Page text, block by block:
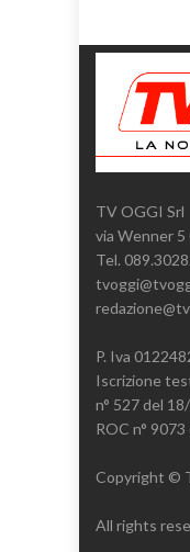
TV OGGI Srl
via Wenner 5
Tel.
P. Iva
Iscrizione
n° 527 del
ROC n°
Copyright ©
All rights